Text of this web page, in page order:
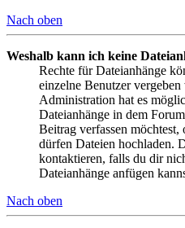
Nach oben
Weshalb kann ich keine
Rechte für Dateianhänge
einzelne Benutzer
Administration hat es
Dateianhänge in dem
Beitrag verfassen
dürfen Dateien hochladen.
kontaktieren, falls du dir
Dateianhänge anfügen
Nach oben